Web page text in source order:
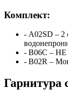
Комплект:
- А02SD – 2
- B06C – НЕ
- B02R –
Гарнитура